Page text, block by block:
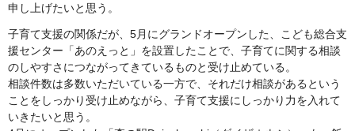
申し上げたいと思う。
子育て支援の関係だが、5月にグランドオープンした、こども総合支
援センター「あのえっと」を設置したことで、子育てに関する相談
のしやすさにつながってきているものと受け止めている。
相談件数は多数いただいている一方で、それだけ相談があるという
ことをしっかり受け止めながら、子育て支援にしっかり力を入れて
いきたいと思う。